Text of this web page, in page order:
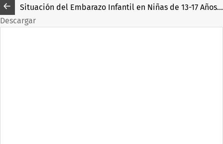
Situación del Embarazo Infantil en Niñas de 13-17 Años en el Municipio de Nahuizalco Durante el Período de 2015-2019
Descargar